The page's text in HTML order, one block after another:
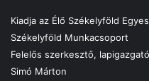
Kiadja az Élő Székelyföld
Székelyföld Munkacsoport
Felelős szerkesztő,
Simó Márton